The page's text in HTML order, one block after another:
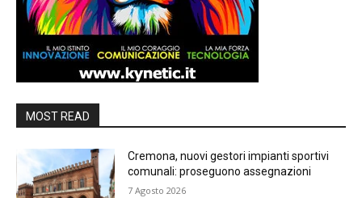
MOST READ
Cremona, nuovi gestori impianti sportivi
comunali: proseguono assegnazioni
7 Agosto 2026